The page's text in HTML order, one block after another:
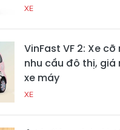
XE
VinFast VF 2: Xe
nhu cầu đô thị,
xe máy
XE